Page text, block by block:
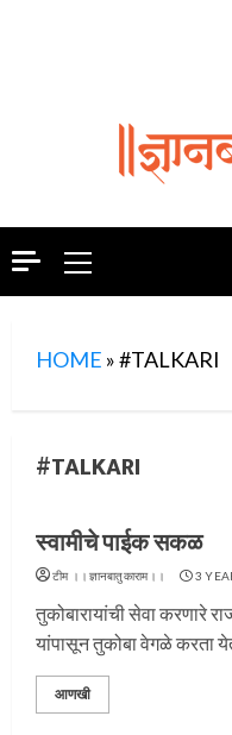
Primary
Menu
HOME »#TALKARI
#TALKARI
स्वामीचे पाईक सकळ
टीम ।।ज्ञानबातुकाराम।। 3
तुकोबारायांची सेवा करणारे
यांपासून तुकोबा वेगळे करता
आणखी